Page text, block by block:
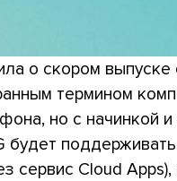
о скором
термином
но с начинкой
сервис Cloud